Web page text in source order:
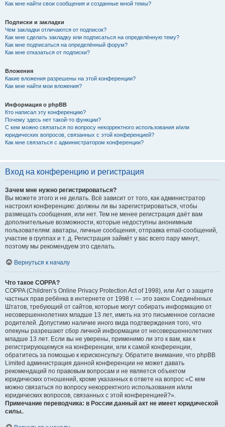
Как мне найти свои сообщения и созданные мной темы?
Подписки и закладки
Чем закладки отличаются от подписок?
Как мне сделать закладку или подписаться на определённую тему?
Как мне подписаться на определённый форум?
Как мне отказаться от подписки?
Вложения
Какие вложения разрешены на этой конференции?
Как мне найти мои вложения?
Информация о phpBB
Кто написал эту конференцию?
Почему здесь нет такой-то функции?
С кем можно связаться по вопросу некорректного использования и/или
юридических вопросов, связанных с этой конференцией?
Как мне связаться с администратором конференции?
Вход на конференцию и регистрация
Зачем мне нужно регистрироваться?
Вы можете этого и не делать. Всё зависит от того, как администратор
настроил конференцию: должны ли вы зарегистрироваться, чтобы
размещать сообщения, или нет. Тем не менее регистрация даёт вам
дополнительные возможности, которые недоступны анонимным
пользователям: аватары, личные сообщения, отправка email-сообщений,
участие в группах и т. д. Регистрация займёт у вас всего пару минут,
поэтому мы рекомендуем это сделать.
Вернуться к началу
Что такое COPPA?
COPPA (Children’s Online Privacy Protection Act of 1998), или Акт о защите
частных прав ребёнка в интернете от 1998 г. — это закон Соединённых
Штатов, требующий от сайтов, которые могут собирать информацию от
несовершеннолетних младше 13 лет, иметь на это письменное согласие
родителей. Допустимо наличие иного вида подтверждения того, что
опекуны разрешают сбор личной информации от несовершеннолетних
младше 13 лет. Если вы не уверены, применимо ли это к вам, как к
регистрирующемуся на конференции, или к самой конференции,
обратитесь за помощью к юрисконсульту. Обратите внимание, что phpBB
Limited администрация данной конференции не может давать
рекомендаций по правовым вопросам и не является объектом
юридических отношений, кроме указанных в ответе на вопрос «С кем
можно связаться по вопросу некорректного использования и/или
юридических вопросов, связанных с этой конференцией?».
Примечание переводчика: в России данный акт не имеет юридической
силы..